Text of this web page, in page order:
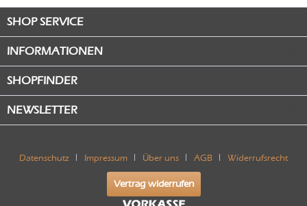
SHOP SERVICE
INFORMATIONEN
SHOPFINDER
NEWSLETTER
Datenschutz Impressum Über uns AGB Widerrufsrecht
Vertrag widerrufen